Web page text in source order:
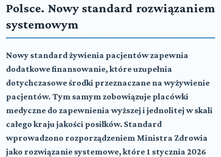
Polsce. Nowy standard rozwiązaniem
systemowym
Nowy standard żywienia pacjentów zapewnia
dodatkowe finansowanie, które uzupełnia
dotychczasowe środki przeznaczane na wyżywienie
pacjentów. Tym samym zobowiązuje placówki
medyczne do zapewnienia wyższej i jednolitej w skali
całego kraju jakości posiłków. Standard
wprowadzono rozporządzeniem Ministra Zdrowia
jako rozwiązanie systemowe, które 1 stycznia 2026